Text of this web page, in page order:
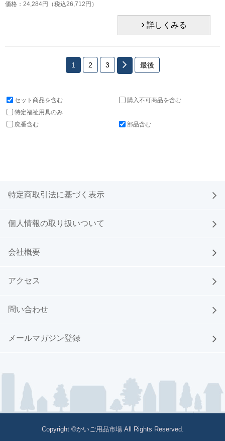
価格：24,284円（税込26,712円）
詳しくみる
1 2 3 最後
セット商品を含む
購入不可商品を含む
特定福祉用具のみ
廃番含む
部品含む
特定商取引法に基づく表示
個人情報の取り扱いついて
会社概要
アクセス
問い合わせ
メールマガジン登録
Copyright ©かいご用品市場 All Rights Reserved.